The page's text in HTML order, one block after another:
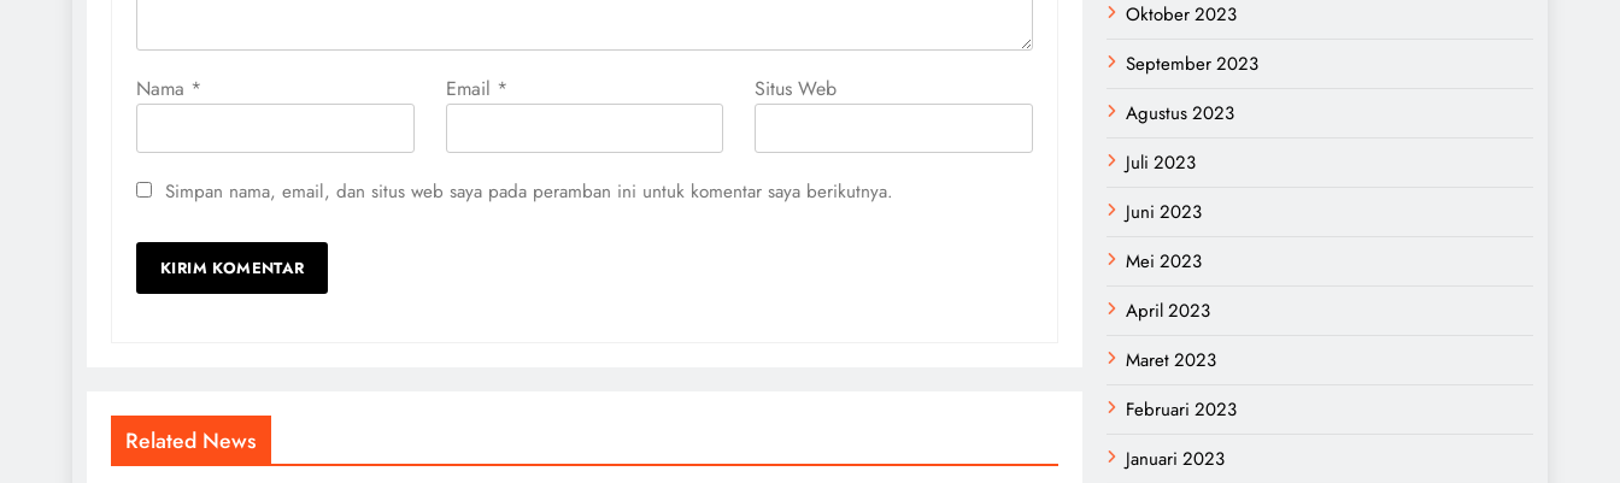
Nama * Email * Situs Web
Simpan nama, email, dan situs web saya pada peramban ini untuk komentar saya berikutnya.
Related News
Oktober 2023
September 2023
Agustus 2023
Juli 2023
Juni 2023
Mei 2023
April 2023
Maret 2023
Februari 2023
Januari 2023